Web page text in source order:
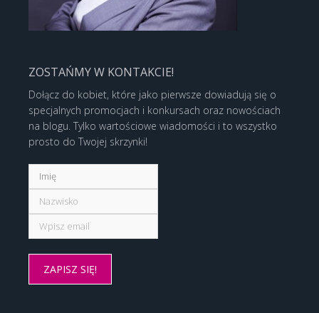
ZOSTAŃMY W KONTAKCIE!
Dołącz do kobiet, które jako pierwsze dowiadują się o
specjalnych promocjach i konkursach oraz nowościach
na blogu. Tylko wartościowe wiadomości i to wszystko
prosto do Twojej skrzynki!